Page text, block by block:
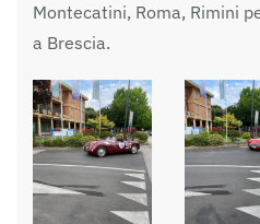
Montecatini, Roma, Rimini
a Brescia.